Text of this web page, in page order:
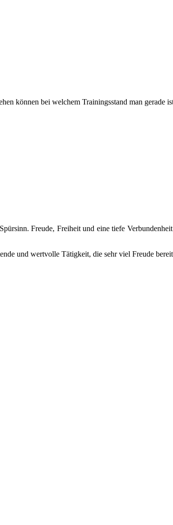
können bei welchem Trainingsstand man gerade
Freude, Freiheit und eine tiefe
und wertvolle Tätigkeit, die sehr viel Freude